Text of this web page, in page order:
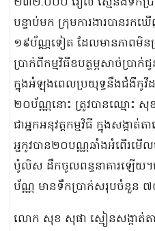
បន្ទាប់មក ក្រុមការងារបានរ
១៩ប័ណ្ណទៀត ដែលមានភាពមិនប្
ប្រាក់ពីកម្មវិធីឧបត្ថម្ភសាច់ប្រា
ក្នុងអំឡុងពេលប្រយុទ្ធនឹងជំងឺកូ
២០ប័ណ្ណនោះ ត្រូវបានឈ្មោះ
ជាអ្នកអនុវត្តកម្មវិធី ក្នុងសង្កាត់
អ្នកូវបាន២០បណ្ណឆាំងអំពើរម
ប៉ូលិស ដឹកចូលពន្ធនាគារឡើ
ប័ណ្ណ មានទឹកប្រាក់សរុបចំនួន
លោក សុខ សុផា ស្មៀនសង្កាត់តាខ្